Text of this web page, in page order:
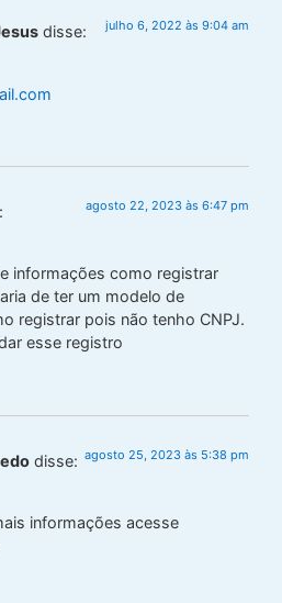
disse: julho 6, 2022 às 9:04 am
agosto 22, 2023 às 6:47 pm
informações como registrar
de ter um modelo de
registrar pois não tenho CNPJ.
esse registro
disse: agosto 25, 2023 às 5:38 pm
informações acesse